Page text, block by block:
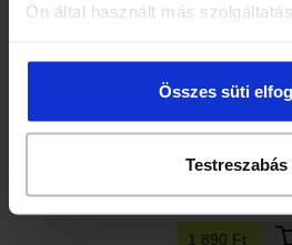
Ön által használt más
Összes süti
Testreszabás
1 890 Ft